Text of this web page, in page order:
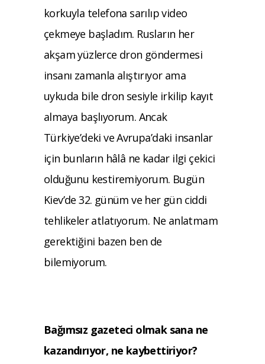
korkuyla telefona sarılıp video
çekmeye başladım. Rusların her
akşam yüzlerce dron göndermesi
insanı zamanla alıştırıyor ama
uykuda bile dron sesiyle irkilip kayıt
almaya başlıyorum. Ancak
Türkiye’deki ve Avrupa’daki insanlar
için bunların hâlâ ne kadar ilgi çekici
olduğunu kestiremiyorum. Bugün
Kiev’de 32. günüm ve her gün ciddi
tehlikeler atlatıyorum. Ne anlatmam
gerektiğini bazen ben de
bilemiyorum.
Bağımsız gazeteci olmak sana ne
kazandırıyor, ne kaybettiriyor?